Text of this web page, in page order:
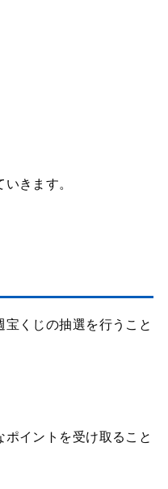
きます。
くじの抽選を行うこと
イントを受け取ること